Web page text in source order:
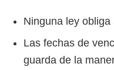
Ninguna ley
Las fechas de
guarda de la